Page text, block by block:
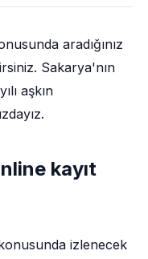
aradığınız
Sakarya'nın
aşkın
kayıt
izlenecek